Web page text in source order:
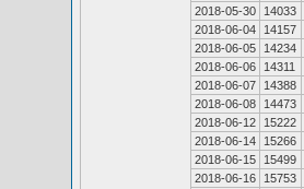
2018-05-30
14033
2018-06-04
14157
2018-06-05
14234
2018-06-06
14311
2018-06-07
14388
2018-06-08
14473
2018-06-12
15222
2018-06-14
15266
2018-06-15
15499
2018-06-16
15753